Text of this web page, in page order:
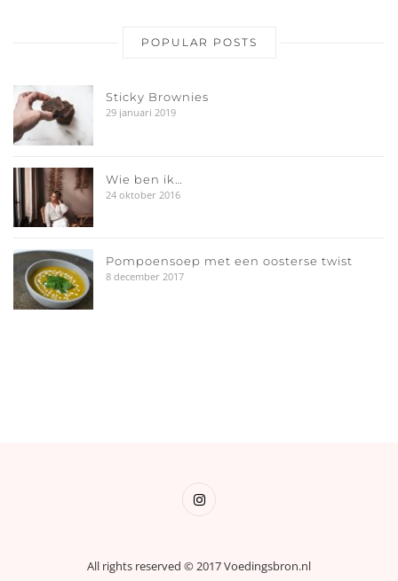
POPULAR POSTS
Sticky Brownies
29 januari 2019
Wie ben ik…
24 oktober 2016
Pompoensoep met een oosterse twist
8 december 2017
All rights reserved © 2017 Voedingsbron.nl